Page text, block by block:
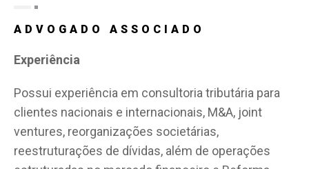
ADVOGADO ASSOCIADO
Experiência
Possui experiência em consultoria tributária para
clientes nacionais e internacionais, M&A, joint
ventures, reorganizações societárias,
reestruturações de dívidas, além de operações